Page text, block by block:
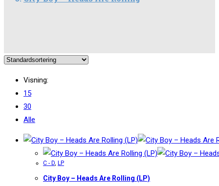
Visning:
15
30
Alle
C - D, LP
City Boy – Heads Are Rolling (LP)